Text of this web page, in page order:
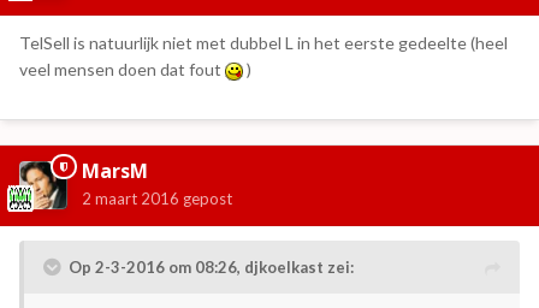
TelSell is natuurlijk niet met dubbel L in het eerste gedeelte (heel
veel mensen doen dat fout
)
MarsM
2 maart 2016 gepost
Op 2-3-2016 om 08:26, djkoelkast zei: